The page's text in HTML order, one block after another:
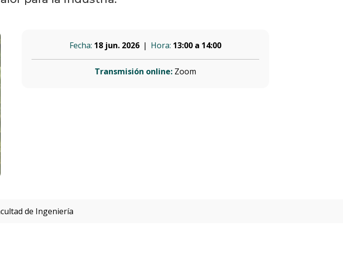
Fecha: 18 jun. 2026 Hora: 13:00 a 14:00
Transmisión online: Zoom
de Ingeniería